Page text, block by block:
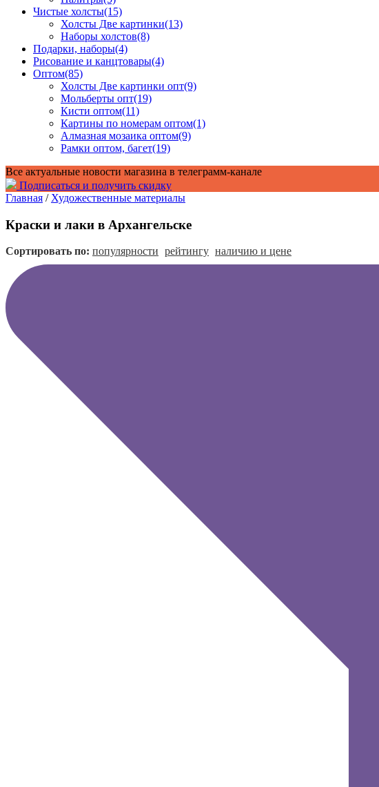
Чистые холсты(15)
Холсты Две картинки(13)
Наборы холстов(8)
Подарки, наборы(4)
Рисование и канцтовары(4)
Оптом(85)
Холсты Две картинки опт(9)
Мольберты опт(19)
Кисти оптом(11)
Картины по номерам оптом(1)
Алмазная мозаика оптом(9)
Рамки оптом, багет(19)
Все актуальные новости магазина в телеграмм-канале
Подписаться и получить скидку
Главная / Художественные материалы
Краски и лаки в Архангельске
Сортировать по: популярности рейтингу наличию и цене